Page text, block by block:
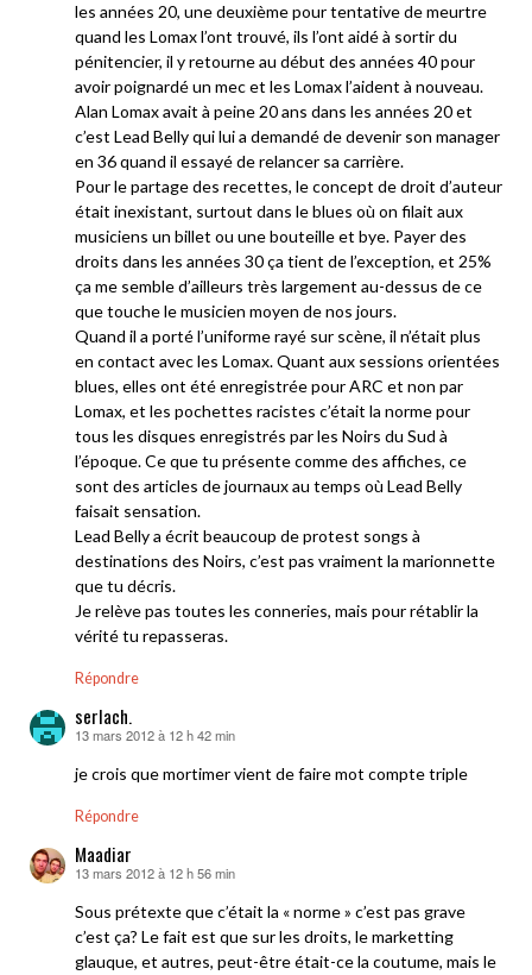
les années 20, une deuxième pour tentative de meurtre
quand les Lomax l’ont trouvé, ils l’ont aidé à sortir du
pénitencier, il y retourne au début des années 40 pour
avoir poignardé un mec et les Lomax l’aident à nouveau.
Alan Lomax avait à peine 20 ans dans les années 20 et
c’est Lead Belly qui lui a demandé de devenir son manager
en 36 quand il essayé de relancer sa carrière.
Pour le partage des recettes, le concept de droit d’auteur
était inexistant, surtout dans le blues où on filait aux
musiciens un billet ou une bouteille et bye. Payer des
droits dans les années 30 ça tient de l’exception, et 25%
ça me semble d’ailleurs très largement au-dessus de ce
que touche le musicien moyen de nos jours.
Quand il a porté l’uniforme rayé sur scène, il n’était plus
en contact avec les Lomax. Quant aux sessions orientées
blues, elles ont été enregistrée pour ARC et non par
Lomax, et les pochettes racistes c’était la norme pour
tous les disques enregistrés par les Noirs du Sud à
l’époque. Ce que tu présente comme des affiches, ce
sont des articles de journaux au temps où Lead Belly
faisait sensation.
Lead Belly a écrit beaucoup de protest songs à
destinations des Noirs, c’est pas vraiment la marionnette
que tu décris.
Je relève pas toutes les conneries, mais pour rétablir la
vérité tu repasseras.
Répondre
serlach.
dit :
13 mars 2012 à 12 h 42 min
je crois que mortimer vient de faire mot compte triple
Répondre
Maadiar
dit :
13 mars 2012 à 12 h 56 min
Sous prétexte que c’était la « norme » c’est pas grave
c’est ça? Le fait est que sur les droits, le marketting
glauque, et autres, peut-être était-ce la coutume, mais le